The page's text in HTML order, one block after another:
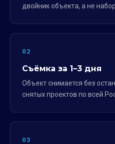
двойник объекта, а не
02
Съёмка за 1–3 дня
Объект снимается без
снятых проектов по всей
03